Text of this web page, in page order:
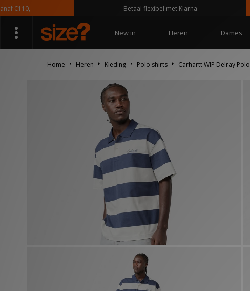
Betaal flexibel met Klarna
New in Heren Dames
Home Heren Kleding Polo shirts Carhartt WIP Delray Polo